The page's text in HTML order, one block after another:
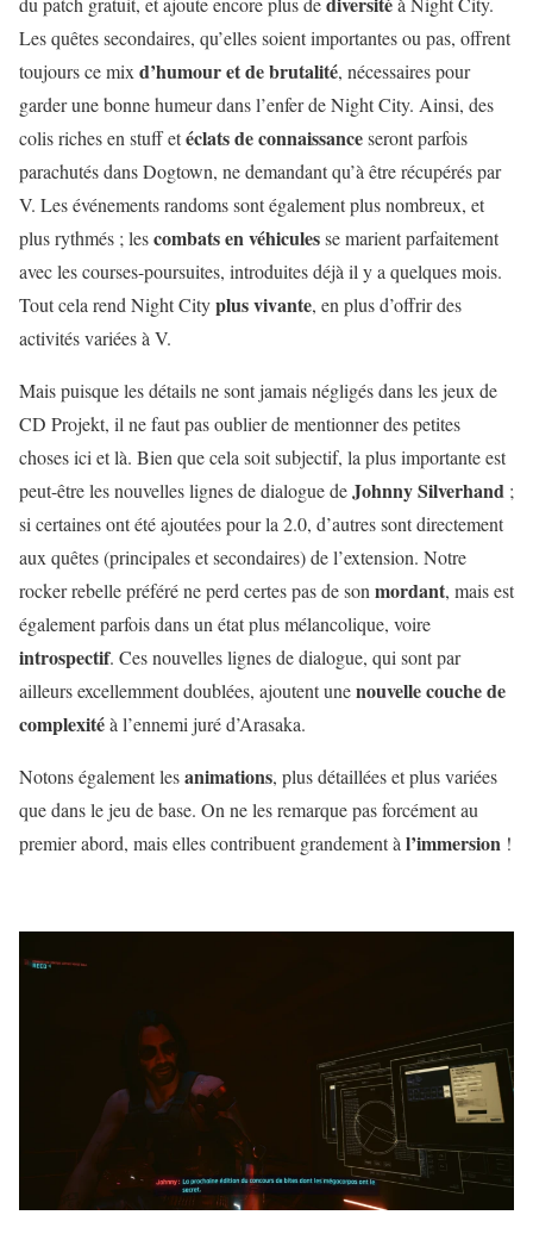
Les quêtes secondaires, qu’elles soient importantes ou pas, offrent
toujours ce mixd’humour et de brutalité, nécessaires pour
garder une bonne humeur dans l’enfer de Night City. Ainsi, des
colis riches en stuff etéclats de connaissanceseront parfois
parachutés dans Dogtown, ne demandant qu’à être récupérés par
V. Les événements randoms sont également plus nombreux, et
plus rythmés ; lescombats en véhiculesse marient parfaitement
avec les courses-poursuites, introduites déjà il y a quelques mois.
Tout cela rend Night Cityplus vivante, en plus d’offrir des
activités variées à V.
Mais puisque les détails ne sont jamais négligés dans les jeux de
CD Projekt, il ne faut pas oublier de mentionner des petites
choses ici et là. Bien que cela soit subjectif, la plus importante est
peut-être les nouvelles lignes de dialogue deJohnny Silverhand ;
si certaines ont été ajoutées pour la 2.0, d’autres sont directement
aux quêtes (principales et secondaires) de l’extension. Notre
rocker rebelle préféré ne perd certes pas de sonmordant, mais est
également parfois dans un état plus mélancolique, voire
introspectif. Ces nouvelles lignes de dialogue, qui sont par
ailleurs excellemment doublées, ajoutent unenouvelle couche de
complexitéà l’ennemi juré d’Arasaka.
Notons également lesanimations, plus détaillées et plus variées
que dans le jeu de base. On ne les remarque pas forcément au
premier abord, mais elles contribuent grandement àl’immersion !